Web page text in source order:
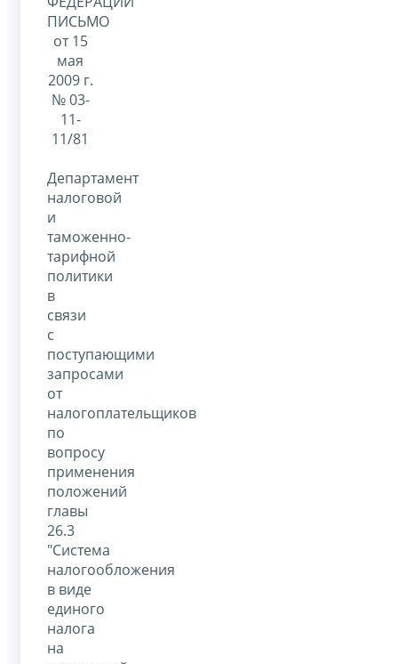
ПИСЬМО
от 15
мая
2009 г.
№ 03-
11-
11/81
Департамент
налоговой
и
таможенно-
тарифной
политики
в
связи
с
поступающими
запросами
от
налогоплательщиков
по
вопросу
применения
положений
главы
26.3
"Система
налогообложения
в виде
единого
налога
на